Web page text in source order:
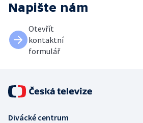
Napište nám
Otevřít
kontaktní
formulář
Divácké centrum